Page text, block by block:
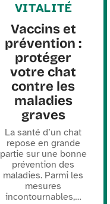
VITALITÉ
Vaccins et
prévention :
protéger
votre chat
contre les
maladies
graves
La santé d’un chat
repose en grande
partie sur une bonne
prévention des
maladies. Parmi les
mesures
incontournables,…